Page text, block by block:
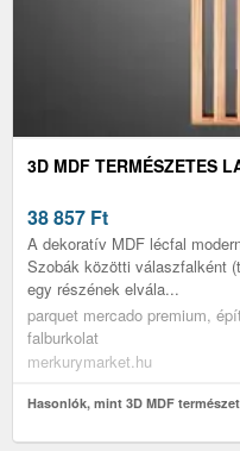
3D MDF TERMÉSZETES
38 857 Ft
A dekoratív MDF lécfal
Szobák közötti válaszfalként
egy részének elvála...
parquet mercado premium,
falburkolat
merkurymarket.hu
Hasonlók, mint 3D MDF